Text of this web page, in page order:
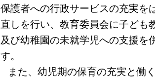
保護者への行政サービスの充実を
直しを行い、教育委員会に子ども
及び幼稚園の未就学児への支援を
す。
また、幼児期の保育の充実と働